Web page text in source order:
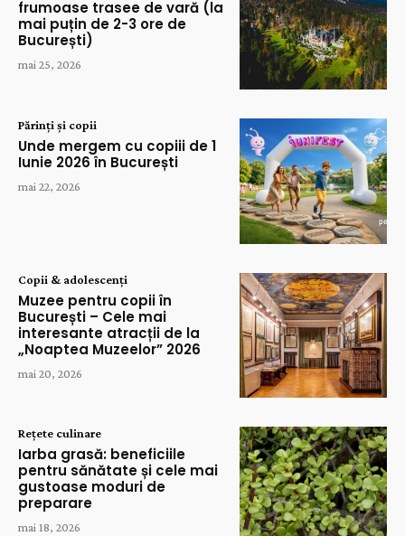
frumoase trasee de vară (la
mai puțin de 2-3 ore de
București)
mai 25, 2026
Părinți și copii
Unde mergem cu copiii de 1
Iunie 2026 în București
mai 22, 2026
Copii & adolescenți
Muzee pentru copii în
București – Cele mai
interesante atracții de la
„Noaptea Muzeelor” 2026
mai 20, 2026
Rețete culinare
Iarba grasă: beneficiile
pentru sănătate și cele mai
gustoase moduri de
preparare
mai 18, 2026